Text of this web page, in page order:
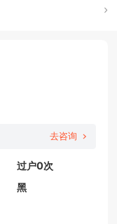
去咨询
过户0次
黑